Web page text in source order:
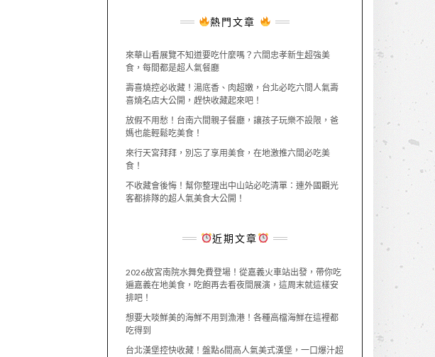
熱門文章
來華山看展覽不知道要吃什麼嗎？六間忠孝新生超強美
食，每間都是超人氣餐廳
壽喜燒控必收藏！湯底香、肉超嫩，台北必吃六間人氣壽
喜燒名店大公開，趕快收藏起來吧！
放假不用愁！台南六間親子餐廳，讓孩子玩樂不設限，爸
媽也能輕鬆吃美食！
來行天宮拜拜，別忘了享用美食，在地激推六間必吃美
食！
不收藏會後悔！幫你整理出中山站必吃清單：連外國觀光
客都排隊的超人氣美食大公開！
近期文章
2026故宮南院水舞免費登場！從嘉義火車站出發，帶你吃
遍嘉義在地美食，吃飽再去看夜間展演，這周末就這樣安
排吧！
想要大啖鮮美的海鮮不用到漁港！各種高檔海鮮在這裡都
吃得到
台北漢堡控快收藏！盤點6間高人氣美式漢堡，一口爆汁超